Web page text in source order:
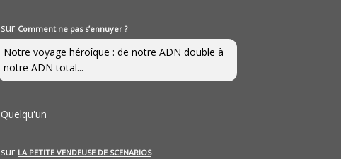
sur Comment ne pas s’ennuyer ?
Notre voyage héroîque : de notre ADN double à
notre ADN total...
Quelqu'un
sur LA PETITE VENDEUSE DE SCENARIOS